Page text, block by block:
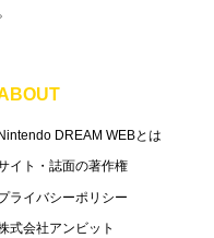
DREAM WEBとは
イト・誌面の著作権
ライバシーポリシー
式会社アンビット